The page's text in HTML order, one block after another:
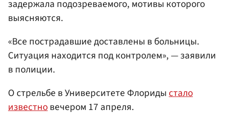
задержала подозреваемого, мотивы которого
выясняются.
«Все пострадавшие доставлены в больницы.
Ситуация находится под контролем», — заявили
в полиции.
О стрельбе в Университете Флоридыстало
известновечером 17 апреля.